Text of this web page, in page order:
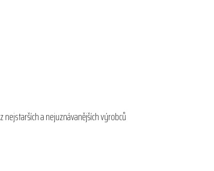
a nejuznávanějších výrobců